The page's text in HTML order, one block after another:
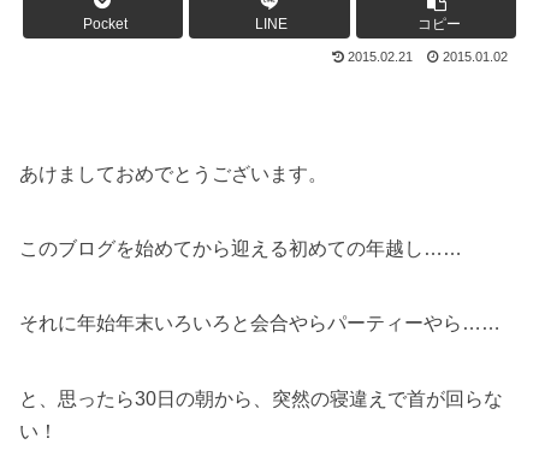
Pocket LINE コピー
2015.02.21 2015.01.02
あけましておめでとうございます。
このブログを始めてから迎える初めての年越し……
それに年始年末いろいろと会合やらパーティーやら……
と、思ったら30日の朝から、突然の寝違えで首が回らな
い！